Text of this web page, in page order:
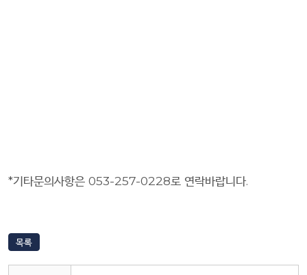
*기타문의사항은 053-257-0228로 연락바랍니다.
목록